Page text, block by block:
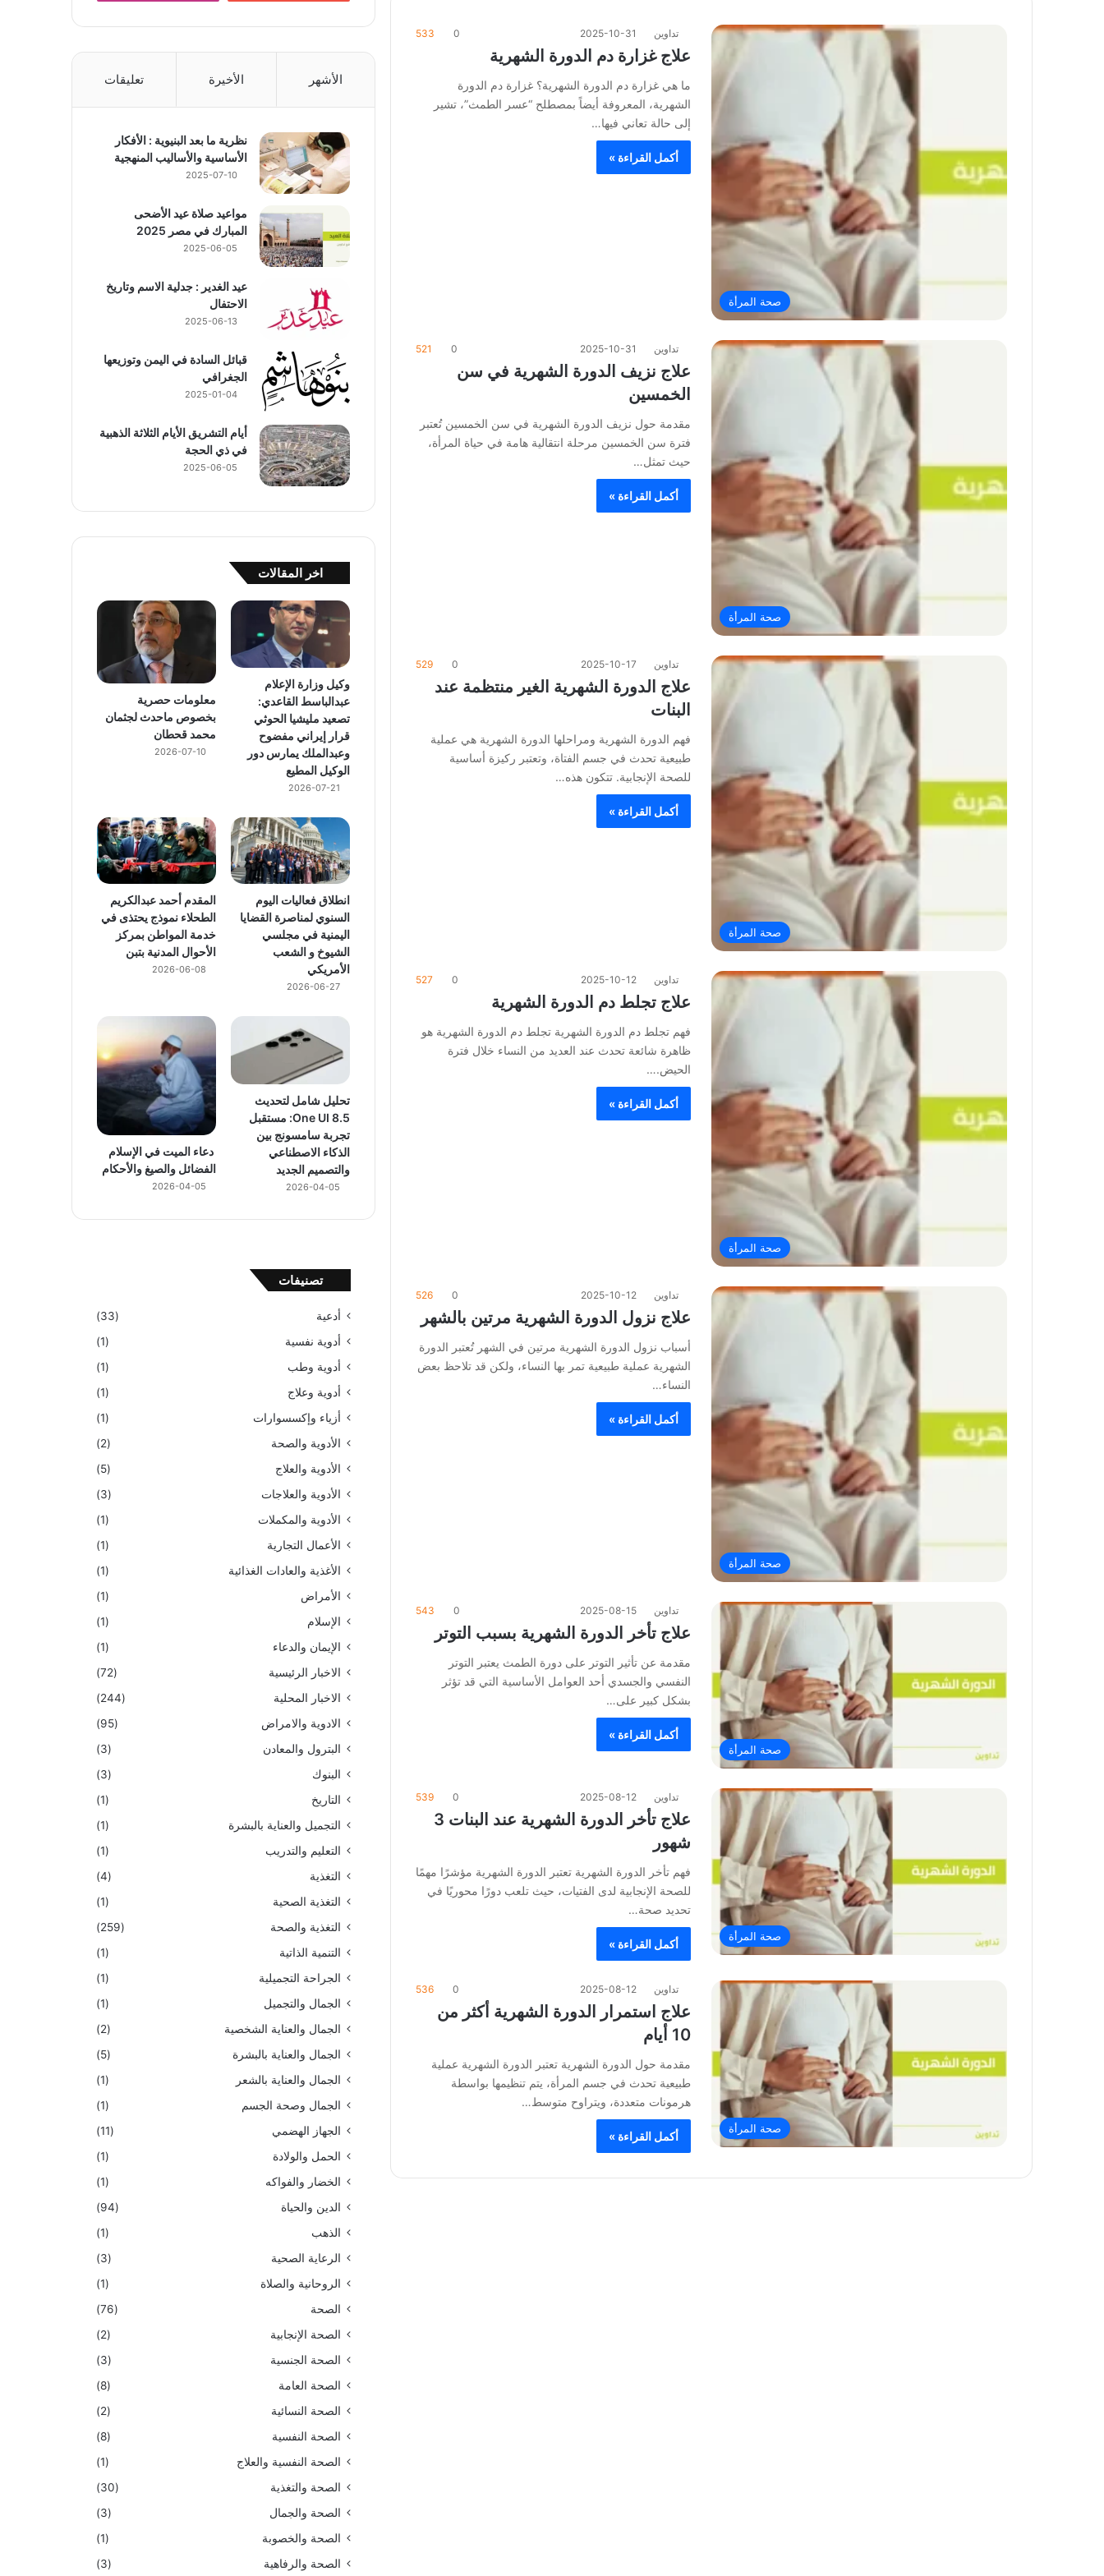
صحة المرأة
تداوين 2025-10-31
0
533
علاج غزارة دم الدورة الشهرية
ما هي غزارة دم الدورة الشهرية؟ غزارة دم الدورة
الشهرية، المعروفة أيضاً بمصطلح “عسر الطمث”، تشير
إلى حالة تعاني فيها…
أكمل القراءة »
صحة المرأة
تداوين 2025-10-31
0
521
علاج نزيف الدورة الشهرية في سن
الخمسين
مقدمة حول نزيف الدورة الشهرية في سن الخمسين تُعتبر
فترة سن الخمسين مرحلة انتقالية هامة في حياة المرأة،
حيث تمثل…
أكمل القراءة »
صحة المرأة
تداوين 2025-10-17
0
529
علاج الدورة الشهرية الغير منتظمة عند
البنات
فهم الدورة الشهرية ومراحلها الدورة الشهرية هي عملية
طبيعية تحدث في جسم الفتاة، وتعتبر ركيزة أساسية
للصحة الإنجابية. تتكون هذه…
أكمل القراءة »
صحة المرأة
تداوين 2025-10-12
0
527
علاج تجلط دم الدورة الشهرية
فهم تجلط دم الدورة الشهرية تجلط دم الدورة الشهرية هو
ظاهرة شائعة تحدث عند العديد من النساء خلال فترة
الحيض.…
أكمل القراءة »
صحة المرأة
تداوين 2025-10-12
0
526
علاج نزول الدورة الشهرية مرتين بالشهر
أسباب نزول الدورة الشهرية مرتين في الشهر تُعتبر الدورة
الشهرية عملية طبيعية تمر بها النساء، ولكن قد تلاحظ بعض
النساء…
أكمل القراءة »
صحة المرأة
تداوين 2025-08-15
0
543
علاج تأخر الدورة الشهرية بسبب التوتر
مقدمة عن تأثير التوتر على دورة الطمث يعتبر التوتر
النفسي والجسدي أحد العوامل الأساسية التي قد تؤثر
بشكل كبير على…
أكمل القراءة »
صحة المرأة
تداوين 2025-08-12
0
539
علاج تأخر الدورة الشهرية عند البنات 3
شهور
فهم تأخر الدورة الشهرية تعتبر الدورة الشهرية مؤشرًا مهمًا
للصحة الإنجابية لدى الفتيات، حيث تلعب دورًا محوريًا في
تحديد صحة…
أكمل القراءة »
صحة المرأة
تداوين 2025-08-12
0
536
علاج استمرار الدورة الشهرية أكثر من
10 أيام
مقدمة حول الدورة الشهرية تعتبر الدورة الشهرية عملية
طبيعية تحدث في جسم المرأة، يتم تنظيمها بواسطة
هرمونات متعددة، ويتراوح متوسط…
أكمل القراءة »
الأشهر الأخيرة تعليقات
نظرية ما بعد البنيوية : الأفكار
الأساسية والأساليب المنهجية
2025-07-10
مواعيد صلاة عيد الأضحى
المبارك في مصر 2025
2025-06-05
عيد الغدير : جدلية الاسم وتاريخ
الاحتفال
2025-06-13
قبائل السادة في اليمن وتوزيعها
الجغرافي
2025-01-04
أيام التشريق الأيام الثلاثة الذهبية
في ذي الحجة
2025-06-05
اخر المقالات
وكيل وزارة الإعلام
عبدالباسط القاعدي:
تصعيد مليشيا الحوثي
قرار إيراني مفضوح
وعبدالملك يمارس دور
الوكيل المطيع
2026-07-21
معلومات حصرية
بخصوص ماحدث لجثمان
محمد قحطان
2026-07-10
انطلاق فعاليات اليوم
السنوي لمناصرة القضايا
اليمنية في مجلسي
الشيوخ و الشعب
الأمريكي
2026-06-27
المقدم أحمد عبدالكريم
الطحلاء نموذج يحتذى في
خدمة المواطن بمركز
الأحوال المدنية بتبن
2026-06-08
تحليل شامل لتحديث
One UI 8.5: مستقبل
تجربة سامسونج بين
الذكاء الاصطناعي
والتصميم الجديد
2026-04-05
دعاء الميت في الإسلام
الفضائل والصيغ والأحكام
2026-04-05
تصنيفات
أدعية
(33)
أدوية نفسية
(1)
أدوية وطب
(1)
أدوية وعلاج
(1)
أزياء وإكسسوارات
(1)
الأدوية والصحة
(2)
الأدوية والعلاج
(5)
الأدوية والعلاجات
(3)
الأدوية والمكملات
(1)
الأعمال التجارية
(1)
الأغذية والعادات الغذائية
(1)
الأمراض
(1)
الإسلام
(1)
الإيمان والدعاء
(1)
الاخبار الرئيسية
(72)
الاخبار المحلية
(244)
الادوية والامراض
(95)
البترول والمعادن
(3)
البنوك
(3)
التاريخ
(1)
التجميل والعناية بالبشرة
(1)
التعليم والتدريب
(1)
التغذية
(4)
التغذية الصحية
(1)
التغذية والصحة
(259)
التنمية الذاتية
(1)
الجراحة التجميلية
(1)
الجمال والتجميل
(1)
الجمال والعناية الشخصية
(2)
الجمال والعناية بالبشرة
(5)
الجمال والعناية بالشعر
(1)
الجمال وصحة الجسم
(1)
الجهاز الهضمي
(11)
الحمل والولادة
(1)
الخضار والفواكه
(1)
الدين والحياة
(94)
الذهب
(1)
الرعاية الصحية
(3)
الروحانية والصلاة
(1)
الصحة
(76)
الصحة الإنجابية
(2)
الصحة الجنسية
(3)
الصحة العامة
(8)
الصحة النسائية
(2)
الصحة النفسية
(8)
الصحة النفسية والعلاج
(1)
الصحة والتغذية
(30)
الصحة والجمال
(3)
الصحة والخصوبة
(1)
الصحة والرفاهية
(3)